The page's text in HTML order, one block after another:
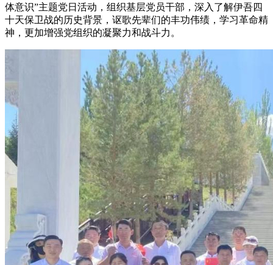
体意识”主题党日活动，组织基层党员干部，深入了解伊吾四
十天保卫战的历史背景，讴歌先辈们的丰功伟绩，学习革命精
神，更加增强党组织的凝聚力和战斗力。